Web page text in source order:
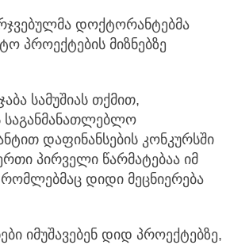
დოქტორანტებმა
პროექტების მიზნებზე
სამუშიას თქმით,
დაფინანსების კონკურსში
პირველი წარმატებაა იმ
დიდი მეცნიერება
იმუშავებენ დიდ პროექტებზე,